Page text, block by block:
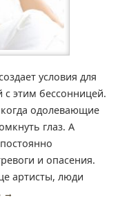
условия для
с этим бессонницей.
одолевающие
глаз. А
и опасения.
артисты, люди
→